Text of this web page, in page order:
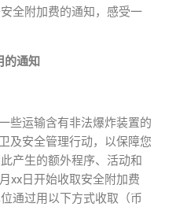
全附加费的通知，感受一
的通知
些运输含有非法爆炸装置的
及安全管理行动，以保障您
产生的额外程序、活动和
xx日开始收取安全附加费
通过用以下方式收取（币